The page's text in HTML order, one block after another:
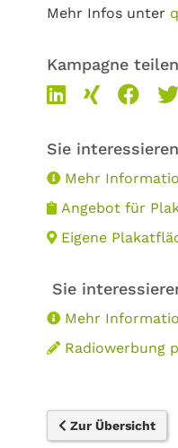
Mehr Infos unter
Kampagne teilen
Sie
Mehr
Angebot für
Eigene
Sie
Mehr
Radiowerbung
Zur Übersicht